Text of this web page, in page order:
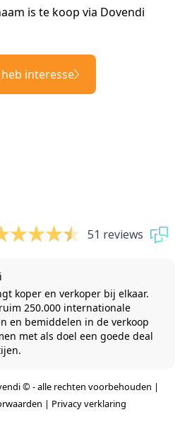
is te koop via Dovendi
interesse
51 reviews
koper en verkoper bij elkaar.
250.000 internationale
en bemiddelen in de verkoop
met als doel een goede deal
© - alle rechten voorbehouden |
| Privacy verklaring